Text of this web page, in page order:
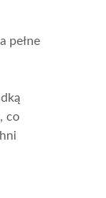
pełne
co